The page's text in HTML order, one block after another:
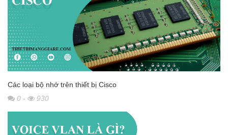
Các loại bộ nhớ trên thiết bị Cisco
0 - 930